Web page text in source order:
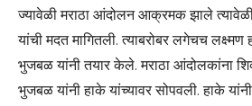
ज्यावेळी मराठा आंदोलन आक्रमक झाले
यांची मदत मागितली. त्याबरोबर लगेचच
भुजबळ यांनी तयार केले. मराठा आंदोलकांना
भुजबळ यांनी हाके यांच्यावर सोपवली. हाके